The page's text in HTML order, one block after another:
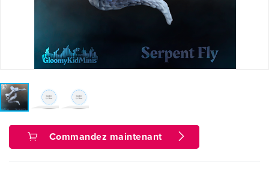
Commandez maintenant